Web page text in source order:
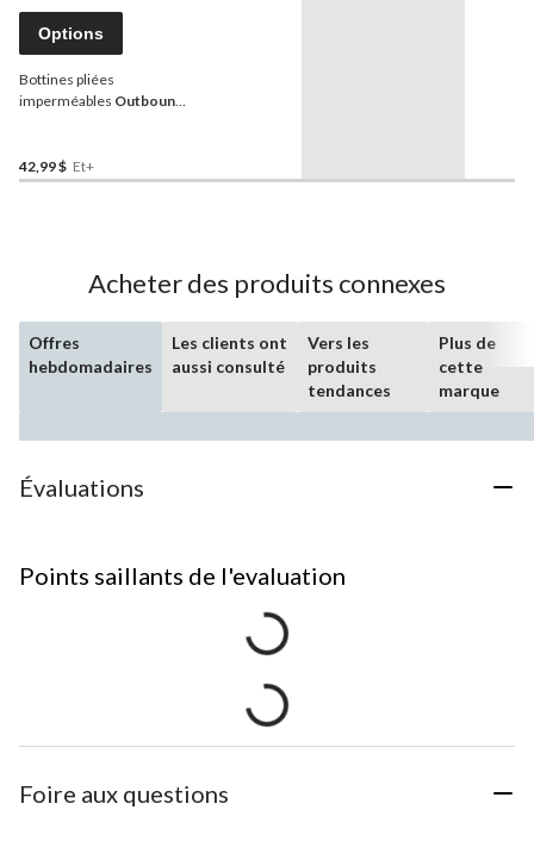
Options
Bottines pliées
imperméables Outbound
42,99 $ Et+
Acheter des produits connexes
Offres
hebdomadaires
Les clients ont
aussi consulté
Vers les
produits
tendances
Plus de
cette
marque
Évaluations
Points saillants de l'evaluation
Foire aux questions